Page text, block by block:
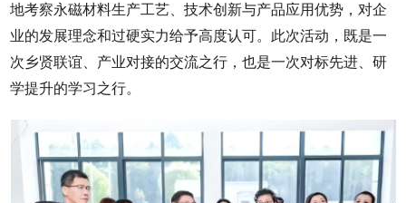
地考察永磁材料生产工艺、技术创新与产品应用优势，对企
业的发展理念和过硬实力给予高度认可。此次活动，既是一
次乡贤联谊、产业对接的交流之行，也是一次对标先进、研
学提升的学习之行。